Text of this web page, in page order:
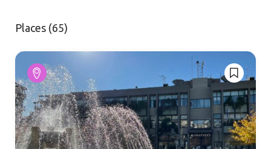
Places (65)